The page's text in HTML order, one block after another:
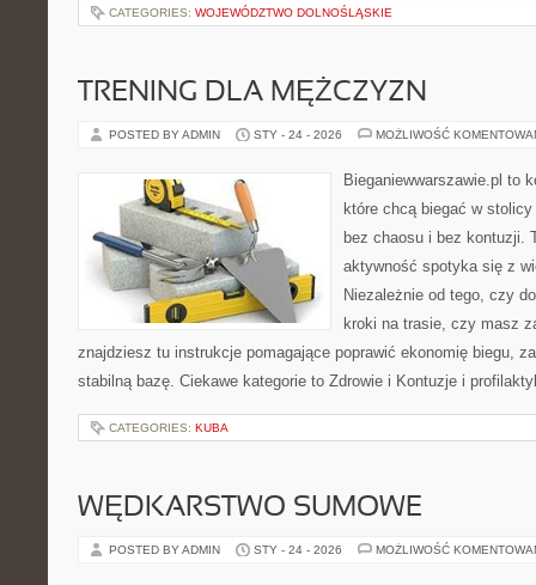
CATEGORIES: WOJEWÓDZTWO DOLNOŚLĄSKIE
TRENING DLA MĘŻCZYZN
POSTED BY ADMIN STY - 24 - 2026 MOŻLIWOŚĆ
Bieganiewwarszawie.pl to
które chcą biegać w
bez chaosu i bez kontuzji.
aktywność spotyka się z
Niezależnie od tego, czy
kroki na trasie, czy masz
znajdziesz tu instrukcje pomagające poprawić ekonomię biegu,
stabilną bazę. Ciekawe kategorie to Zdrowie i Kontuzje i
CATEGORIES: KUBA
WĘDKARSTWO SUMOWE
POSTED BY ADMIN STY - 24 - 2026 MOŻLIWOŚĆ